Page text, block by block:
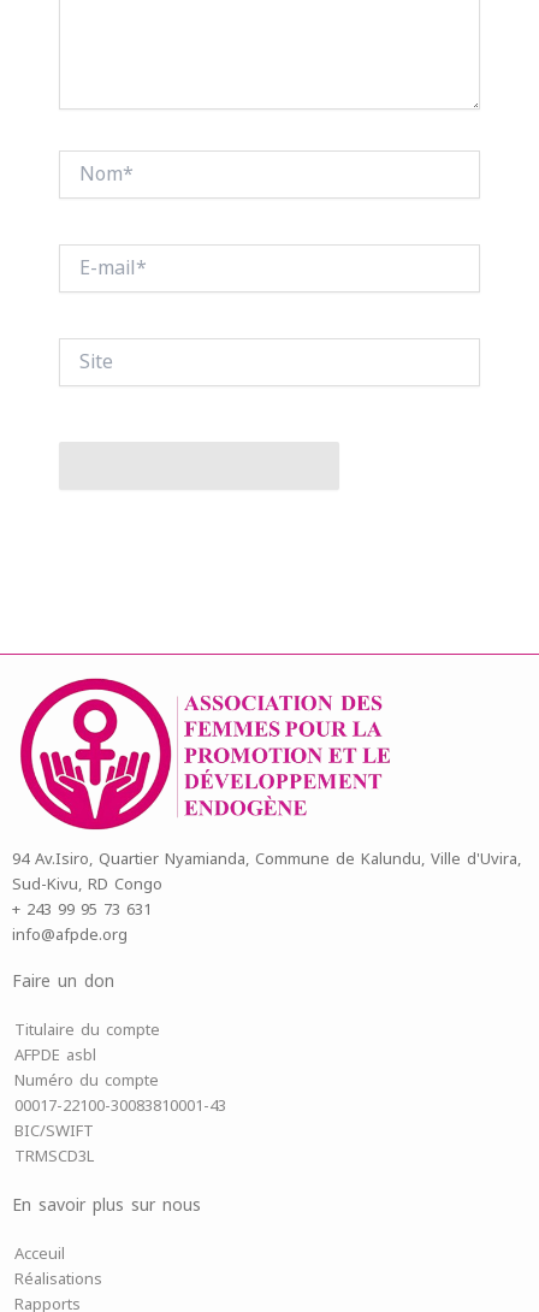
mail*
94 Av.Isiro, Quartier Nyamianda, Commune de Kalundu, Ville d'Uvira,
Sud-Kivu, RD Congo
+ 243 99 95 73 631
info@afpde.org
Faire un don
Titulaire du compte
AFPDE asbl
Numéro du compte
00017-22100-30083810001-43
BIC/SWIFT
TRMSCD3L
En savoir plus sur nous
Acceuil
Réalisations
Rapports